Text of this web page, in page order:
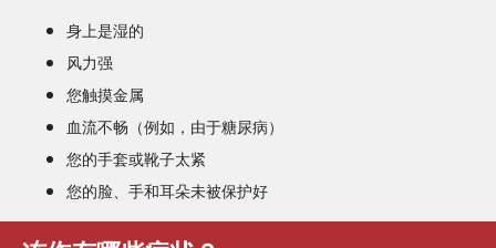
身上是湿的
风力强
您触摸金属
血流不畅（例如，由于糖尿病）
您的手套或靴子太紧
您的脸、手和耳朵未被保护好